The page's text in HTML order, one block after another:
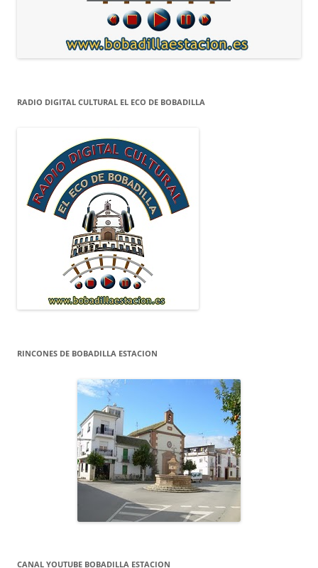
RADIO DIGITAL CULTURAL EL ECO DE BOBADILLA
RINCONES DE BOBADILLA ESTACION
CANAL YOUTUBE BOBADILLA ESTACION